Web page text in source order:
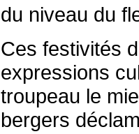
du niveau du
Ces festivités
expressions
troupeau le
bergers